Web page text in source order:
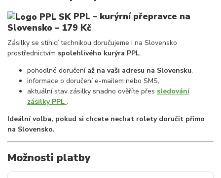
PPL – kurýrní přepravce na
Slovensko – 179 Kč
Zásilky se stínicí technikou doručujeme i na Slovensko
prostřednictvím spolehlivého kurýra PPL.
pohodlné doručení až na vaši adresu na Slovensku,
informace o doručení e-mailem nebo SMS,
aktuální stav zásilky snadno ověříte přes sledování
zásilky PPL .
Ideální volba, pokud si chcete nechat rolety doručit přímo
na Slovensko.
Možnosti platby